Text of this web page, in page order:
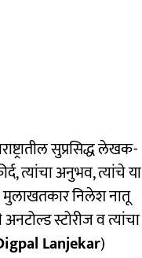
सुप्रसिद्ध लेखक-
त्यांचा अनुभव, त्यांचे या
मुलाखतकार निलेश नातू
स्टोरीज व त्यांचा
Lanjekar)